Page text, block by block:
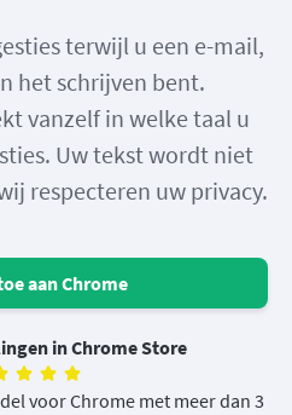
terwijl u een e-mail,
het schrijven bent.
vanzelf in welke taal u
Uw tekst wordt niet
respecteren uw privacy.
aan Chrome
in Chrome Store
voor Chrome met meer dan 3